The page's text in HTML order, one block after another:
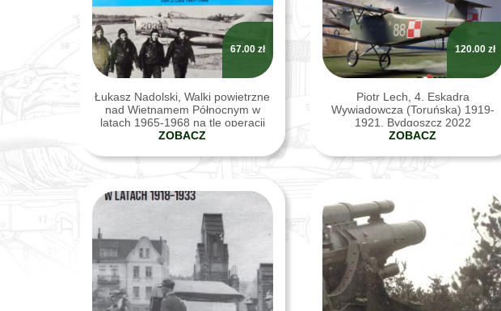
Łukasz Nadolski, Walki powietrzne
nad Wietnamem Północnym w
latach 1965-1968 na tle operacji
Rolling Thunder
67.00 zł
ZOBACZ
Piotr Lech, 4. Eskadra
Wywiadowcza (Toruńska) 1919-
1921, Bydgoszcz 2022
120.00 zł
ZOBACZ